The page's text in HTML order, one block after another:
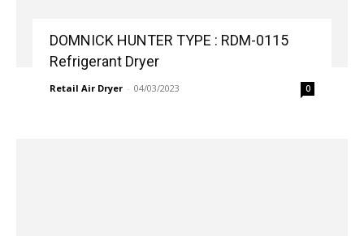
DOMNICK HUNTER TYPE : RDM-0115
Refrigerant Dryer
Retail Air Dryer - 04/03/2023 0